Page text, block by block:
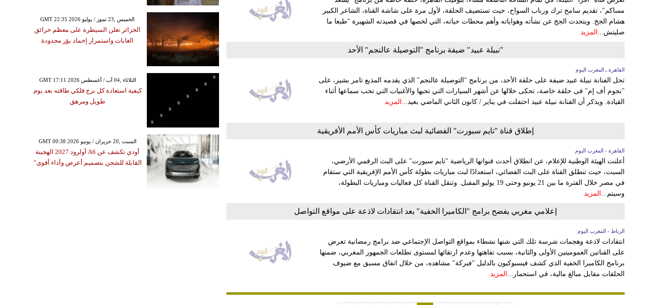
مساكم"، تقديم سامح ترك ورباب السواح، حيث تستضيف الحلقة، لأول مرة على شاشة القناة، الشاعر الكبير
هشام الجخ. ويتحدث الجخ عن نشأته وهواياته وأهم محطات حياته، التي لخصها في قصيدته الشهيرة "طبعا ما
صليتش...
المزيد
"نبيلة عبيد" ضيفة برنامج "التوصيلة عالنجم" الأحد
القاهرة ـ المغرب اليوم
تحل الفنانة نبيلة عبيد ضيفة على حلقة الأحد، من برنامج "التوصيلة عالنجم" الذي يقدمه المذيع تامر بشير، على
"نجوم أف إم" فى حلقة خاصة، تحكى خلالها عن أشهر السيارات التي تحبها والأغنيات التي تحب سماعها أثناء
القيادة. ويذكر أن الفنانة نبيلة عبيد احتفلت في يناير / كانون الثاني الماضي بعيد... المزيد
إطلاق قناة "تايم سبورت" الفضائية لبث مباريات كأس الأمم الأفريقية
القاهرة - المغرب اليوم
أعلنت الهيئة الوطنية للإعلام، عن انطلاق أحدث قنواتها الرياضية "تايم سبورت" على البث الرقمي الأرضي،
السبت، حيث تنطلق القناة على البث الفضائي، استعدادًا لبث مباريات بطولة كأس الأمم الإفريقية التي ستقام
في مصر خلال الفترة ما بين 21 يونيو وحتى 19 يوليو المقبل. وتنقل القناة كل فعاليات ومباريات البطولة،
وسيتم... المزيد
إعلامي مغربي يفضح برامج "الكاميرا الخفية" بعد انتقادات لاذعة على مواقع التواصل
الرباط - المغرب اليوم
انتقادات لاذعة وهجمات شرسة تلك التي شنها نشطاء بمواقع التواصل الإجتماعي ضد برامج رمضانية تعرض
على القناتين العموميتين الأولى والثانية، بسبب تفاهتها وعدم ارتقائها لمستوى تطلعات الجمهور المغربي، ضمنها
برنامج الكاميرا الخفية الذي كشف فيسبوكيون بالدليل "فبركة" مشاهده، من خلال اتفاق مسبق مع ضيوف
الحلقات مقابل مبالغ مالية، في استحمار... المزيد
GMT 22:35 2026 الخميس ,23 تموز / يوليو
الجزائر تعلن السيطرة على معظم حرائق
الغابات واستمرار إخماد بؤر محدودة
GMT 17:11 2026 الثلاثاء ,04 آب / أغسطس
كيفية استعادة كل برج فلكي طاقته بعد يوم
طويل ومرهق
GMT 00:38 2026 السبت ,20 حزيران / يونيو
أودي تكشف عن A6 أولرود 2027 الهجينة
القابلة للشحن بتصميم أعرض وأداء أقوى”